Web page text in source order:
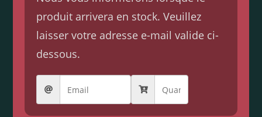
produit arrivera en stock. Veuillez
laisser votre adresse e-mail valide ci-
dessous.